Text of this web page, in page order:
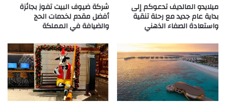
ميلايدو المالديف تدعوكم إلى
بداية عام جديد مع رحلة تنقية
واستعادة الصفاء الذهني
شركة ضيوف البيت تفوز بجائزة
أفضل مقدم لخدمات الحج
والضيافة في المملكة